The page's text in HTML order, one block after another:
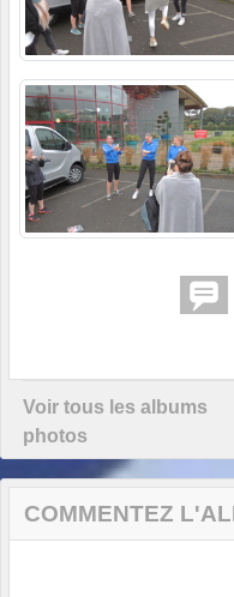
Voir tous les albums
photos
COMMENTEZ